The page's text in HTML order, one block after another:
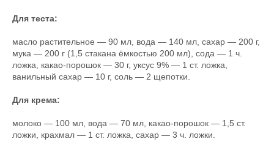
Для теста:
масло растительное — 90 мл, вода — 140 мл, сахар — 200 г,
мука — 200 г (1,5 стакана ёмкостью 200 мл), сода — 1 ч.
ложка, какао-порошок — 30 г, уксус 9% — 1 ст. ложка,
ванильный сахар — 10 г, соль — 2 щепотки.
Для крема:
молоко — 100 мл, вода — 70 мл, какао-порошок — 1,5 ст.
ложки, крахмал — 1 ст. ложка, сахар — 3 ч. ложки.